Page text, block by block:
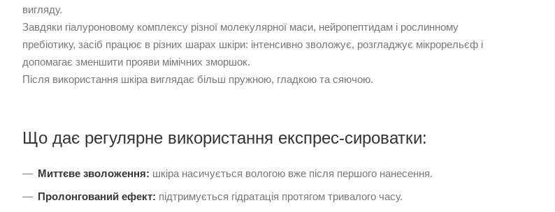
вигляду.
Завдяки гіалуроновому комплексу різної молекулярної маси, нейропептидам і рослинному
пребіотику, засіб працює в різних шарах шкіри: інтенсивно зволожує, розгладжує мікрорельєф і
допомагає зменшити прояви мімічних зморшок.
Після використання шкіра виглядає більш пружною, гладкою та сяючою.
Що дає регулярне використання експрес-сироватки:
Миттєве зволоження: шкіра насичується вологою вже після першого нанесення.
Пролонгований ефект: підтримується гідратація протягом тривалого часу.